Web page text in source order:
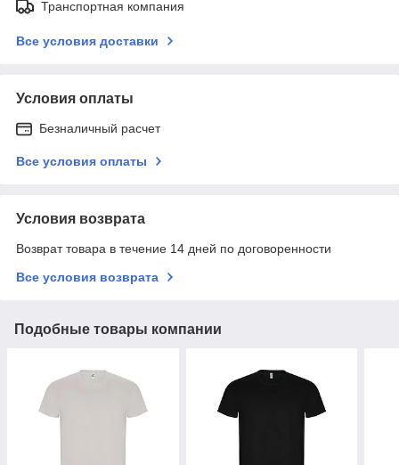
Транспортная компания
Все условия доставки
Условия оплаты
Безналичный расчет
Все условия оплаты
Условия возврата
Возврат товара в течение 14 дней по договоренности
Все условия возврата
Подобные товары компании